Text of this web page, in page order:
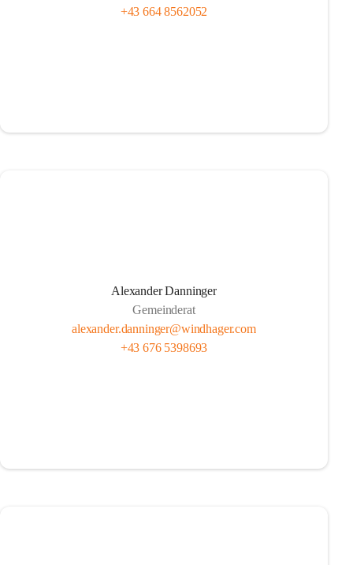
+43 664 8562052
Alexander Danninger
Gemeinderat
alexander.danninger@windhager.com
+43 676 5398693